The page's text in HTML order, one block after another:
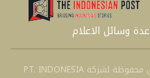
عدة وسائل الاعلام
© 2026 إندونيسيا اليوم. جميع الحقوق محفوظة لشركة PT. INDONESIA